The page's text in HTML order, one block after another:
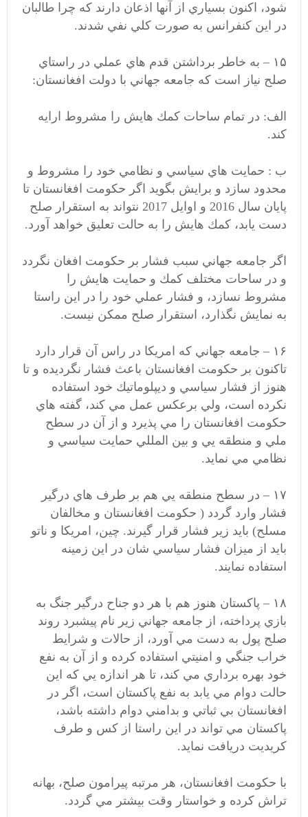
شود، اكنون بسياري از آنها اذعان دارند كه چرا طالبان
در اين كنفرانس به صورت كلي نفي شدند.
۱۵ – به خاطر برداشتن قدم هاي عملي در راستاي
صلح نياز است كه جامعه جهاني با دولت افغانستان:
الف: در تمام ساحات كمك هايش را مشروط ارايه
كند.
ب : حمايت هاي سياسي و نظامي خود را مشروط و
محدود سازد و برايش بگويد اگر حكومت افغانستان تا
پايان سال 2016 و اوايل 2017 نتواند به استقرار صلح
دست يابد، كمك هايش را به حالت تعليق خواهد آورد.
اگر جامعه جهاني سبب فشار بر حكومت افغان نگردد
و در ساحات مختلف كمك و حمايت هايش را
مشروط نسازد، و فشار عملي خود را در اين راستا
به نمايش نگذارد، استقرار صلح ممكن نيست.
۱۶ – جامعه جهاني كه امريكا در راس آن قرار دارد
تاكنون بر حكومت افغانستان باعث فشار نگرديده و تا
هنوز از فشار سياسي و ديپلوماتيك خود استفاده
نكرده است، ولي برعكس عمل مي كند، گفته هاي
حكومت افغانستان را مي پذيرد و از آن در سطح
ملي و منطقه يي و بين المللي حمايت سياسي و
نظامي مي نمايد.
۱۷ – در سطح منطقه يي هم بر طرف هاي درگير
فشار وارد گردد ( حكومت افغانستان و مخالفان
مسلح) بايد زير فشار قرار گيرند. چين، امريكا و ناتو
بايد از ميزان فشار سياسي شان در اين زمينه
استفاده نمايند.
۱۸ – پاکستان هنوز هم با هر دو جناح درگير جنگ به
بازي پرداخته، از جامعه جهاني زير نام پيشبرد روند
صلح پول به دست مي آورد، از حالات و شرايط
خراب جنگي و امنيتي استفاده كرده و از آن به نفع
خود بهره برداري مي كند، تا هر اندازه يي كه اين
حالت دوام مي يابد به نفع پاكستان است، اگر در
افغانستان بي ثباتي و بدامني دوام داشته باشد،
پاكستان مي تواند در اين راستا از كس و طرف
كريديت دريافت نمايد.
با حكومت افغانستان، هر مرتبه پيرامون صلح، بهانه
تراش كرده و خواستار وقت بيشتر مي گردد.